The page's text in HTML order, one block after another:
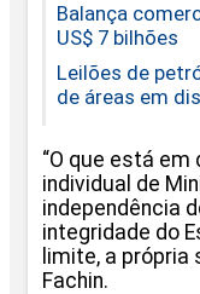
Balança
US$ 7 bilhões
Leilões de
de áreas em
“O que está
individual de
independência
integridade do
limite, a própria
Fachin.